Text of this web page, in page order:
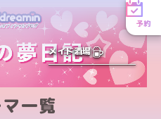
予約
メイド酒場
一覧